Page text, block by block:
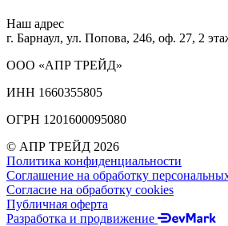
Наш адрес
г. Барнаул, ул. Попова, 246, оф. 27, 2
ООО «АПР ТРЕЙД»
ИНН 1660355805
ОГРН 1201600095080
© АПР ТРЕЙД 2026
Политика конфиденциальности
Соглашение на обработку
Согласие на обработку cookies
Публичная оферта
Разработка и продвижение